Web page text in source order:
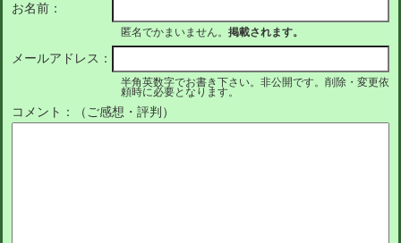
お名前：
匿名でかまいません。 掲載されます。
メールアドレス：
半角英数字でお書き下さい。非公開です。削除・変更依
頼時に必要となります。
コメント：（ご感想・評判）